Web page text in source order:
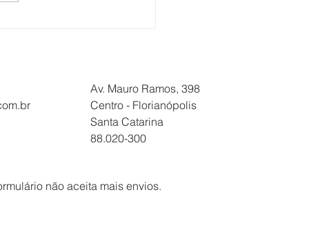
Av. Mauro Ramos, 398
Centro - Florianópolis
Santa Catarina
88.020-300
não aceita mais envios.